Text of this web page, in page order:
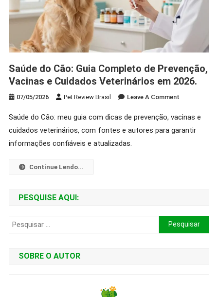
Saúde do Cão: Guia Completo de Prevenção,
Vacinas e Cuidados Veterinários em 2026.
07/05/2026 Pet Review Brasil Leave A CommentOn
Do
Cão:
Cuidados
Saúde do Cão: meu guia com dicas de prevenção, vacinas e
cuidados veterinários, com fontes e autores para garantir
informações confiáveis e atualizadas.
Continue Lendo...
PESQUISE AQUI:
Pesquisar
por:
SOBRE O AUTOR